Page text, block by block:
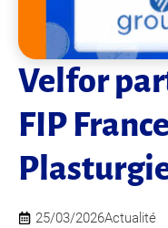
Velfor
FIP
25/03/2026Actualité